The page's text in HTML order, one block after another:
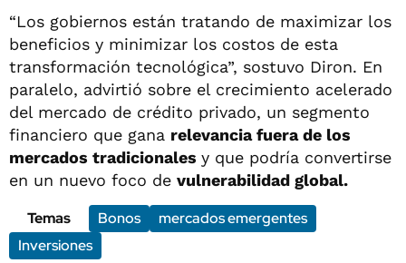
“Los gobiernos están tratando de maximizar los
beneficios y minimizar los costos de esta
transformación tecnológica”, sostuvo Diron. En
paralelo, advirtió sobre el crecimiento acelerado
del mercado de crédito privado, un segmento
financiero que gana relevancia fuera de los
mercados tradicionales y que podría convertirse
en un nuevo foco de vulnerabilidad global.
Temas
Bonos
mercados emergentes
Inversiones